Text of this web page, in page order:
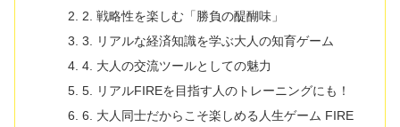
2. 戦略性を楽しむ「勝負の醍醐味」
3. リアルな経済知識を学ぶ大人の知育ゲーム
4. 大人の交流ツールとしての魅力
5. リアルFIREを目指す人のトレーニングにも！
6. 大人同士だからこそ楽しめる人生ゲーム FIRE